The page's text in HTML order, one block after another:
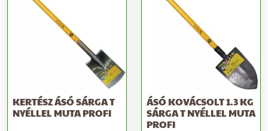
KERTÉSZ ÁSÓ SÁRGA T
NYÉLLEL MUTA PROFI
ÁSÓ KOVÁCSOLT 1.3 KG
SÁRGA T NYÉLLEL MUTA
PROFI